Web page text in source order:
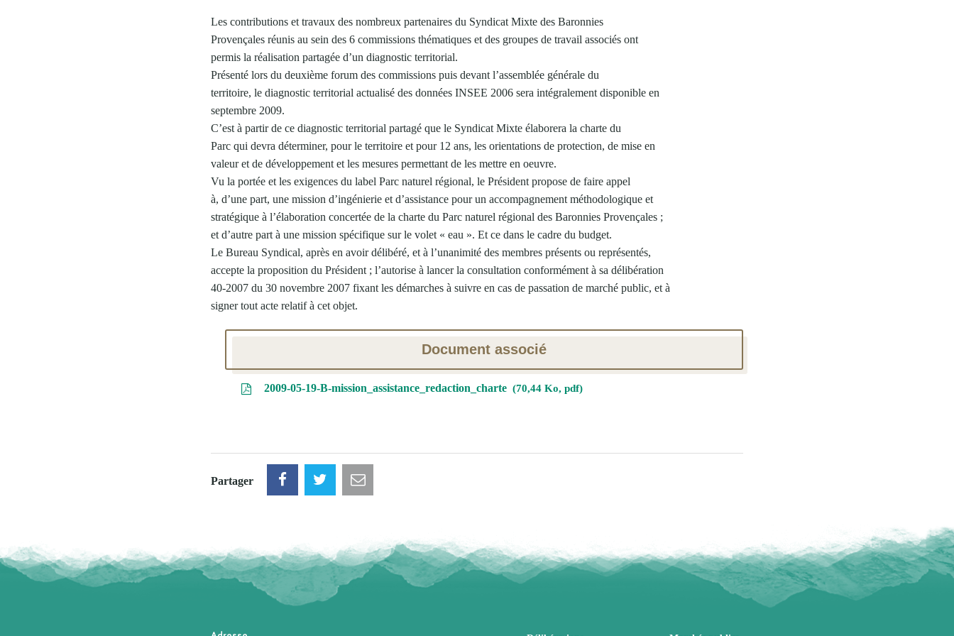
Les contributions et travaux des nombreux partenaires du Syndicat Mixte des Baronnies
Provençales réunis au sein des 6 commissions thématiques et des groupes de travail associés ont
permis la réalisation partagée d’un diagnostic territorial.
Présenté lors du deuxième forum des commissions puis devant l’assemblée générale du
territoire, le diagnostic territorial actualisé des données INSEE 2006 sera intégralement disponible en
septembre 2009.
C’est à partir de ce diagnostic territorial partagé que le Syndicat Mixte élaborera la charte du
Parc qui devra déterminer, pour le territoire et pour 12 ans, les orientations de protection, de mise en
valeur et de développement et les mesures permettant de les mettre en oeuvre.
Vu la portée et les exigences du label Parc naturel régional, le Président propose de faire appel
à, d’une part, une mission d’ingénierie et d’assistance pour un accompagnement méthodologique et
stratégique à l’élaboration concertée de la charte du Parc naturel régional des Baronnies Provençales ;
et d’autre part à une mission spécifique sur le volet « eau ». Et ce dans le cadre du budget.
Le Bureau Syndical, après en avoir délibéré, et à l’unanimité des membres présents ou représentés,
accepte la proposition du Président ; l’autorise à lancer la consultation conformément à sa délibération
40-2007 du 30 novembre 2007 fixant les démarches à suivre en cas de passation de marché public, et à
signer tout acte relatif à cet objet.
Document associé
2009-05-19-B-mission_assistance_redaction_charte 70,44 Ko, pdf
Partager